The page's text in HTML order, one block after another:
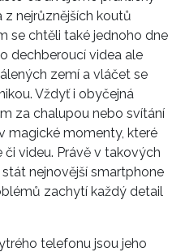
nejrůznějších koutů
se chtěli také jednoho dne
dechberoucí videa ale
zemí a vláčet se
Vždyť i obyčejná
za chalupou nebo svítání
magické momenty, které
videu. Právě v takových
nejnovější smartphone
zachytí každý detail
telefonu jsou jeho